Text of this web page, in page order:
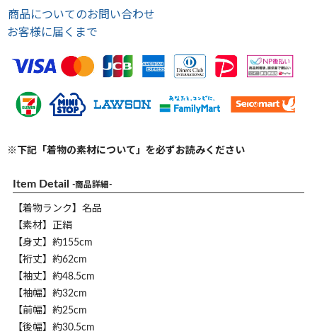
商品についてのお問い合わせ
お客様に届くまで
※下記「着物の素材について」を必ずお読みください
Item Detail -商品詳細-
【着物ランク】名品
【素材】正絹
【身丈】約155cm
【裄丈】約62cm
【袖丈】約48.5cm
【袖幅】約32cm
【前幅】約25cm
【後幅】約30.5cm